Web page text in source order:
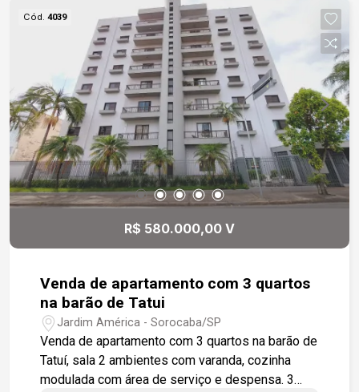
uso de reuniões em família e amigos e academia.
Cód. 4039
R$ 580.000,00 V
Venda de apartamento com 3 quartos
na barão de Tatui
Jardim América - Sorocaba/SP
Venda de apartamento com 3 quartos na barão de
Tatuí, sala 2 ambientes com varanda, cozinha
modulada com área de serviço e despensa. 3